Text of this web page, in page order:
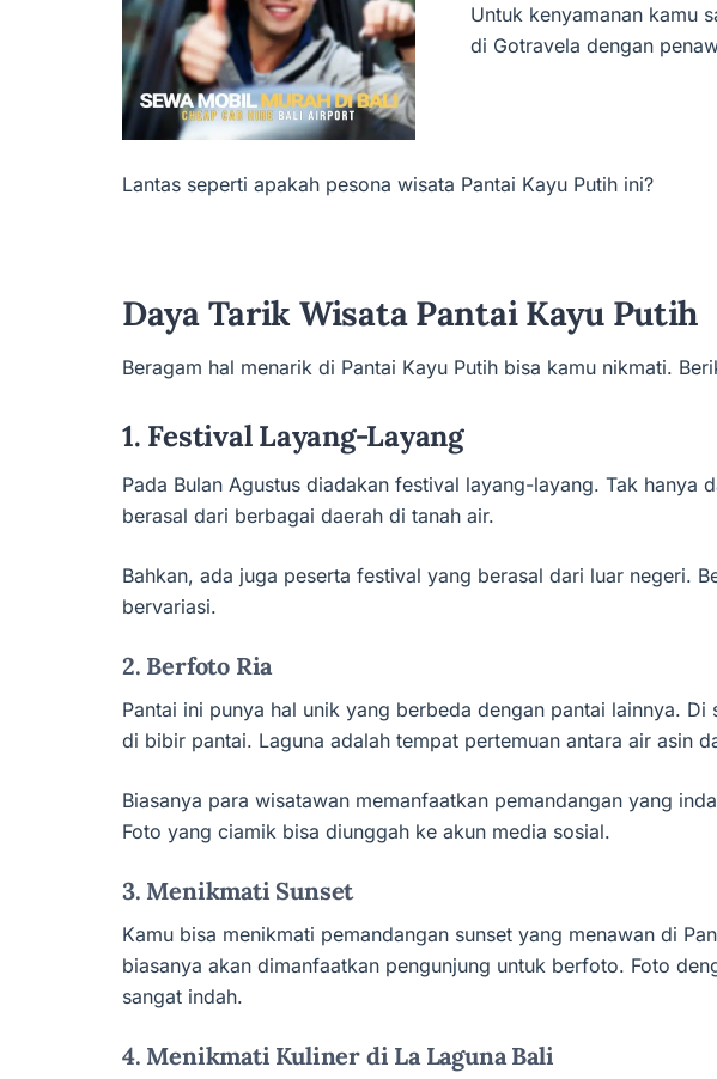
Untuk kenyamanan kamu
di Gotravela dengan
Lantas seperti apakah pesona wisata Pantai Kayu Putih ini?
Daya Tarik Wisata Pantai Kayu Putih
Beragam hal menarik di Pantai Kayu Putih bisa kamu nikmati.
1. Festival Layang-Layang
Pada Bulan Agustus diadakan festival layang-layang. Tak hanya
berasal dari berbagai daerah di tanah air.
Bahkan, ada juga peserta festival yang berasal dari luar negeri.
bervariasi.
2. Berfoto Ria
Pantai ini punya hal unik yang berbeda dengan pantai lainnya.
di bibir pantai. Laguna adalah tempat pertemuan antara air asin
Biasanya para wisatawan memanfaatkan pemandangan yang
Foto yang ciamik bisa diunggah ke akun media sosial.
3. Menikmati Sunset
Kamu bisa menikmati pemandangan sunset yang menawan di
biasanya akan dimanfaatkan pengunjung untuk berfoto. Foto
sangat indah.
4. Menikmati Kuliner di La Laguna Bali